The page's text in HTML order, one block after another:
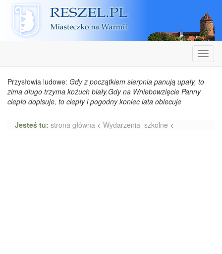
Reszel
Przysłowia ludowe: Gdy z początkiem sierpnia panują upały, to
zima długo trzyma kożuch biały.Gdy na Wniebowzięcie Panny
ciepło dopisuje, to ciepły i pogodny koniec lata obiecuje
Jesteś tu: strona główna < Wydarzenia_szkolne <